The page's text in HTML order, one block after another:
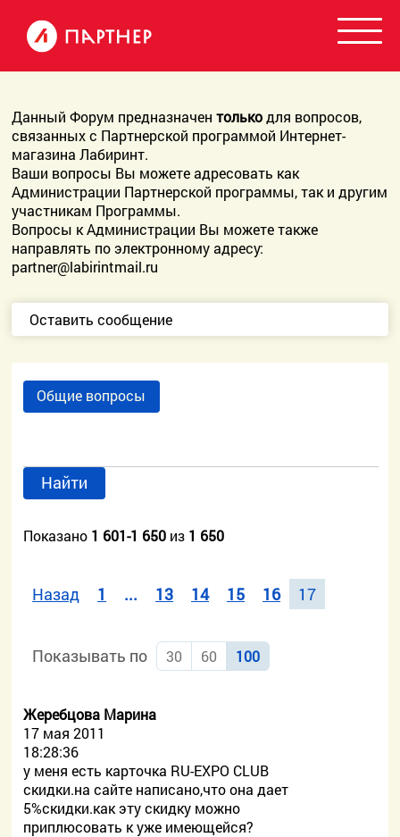
Данный Форум предназначентолькодля вопросов,
связанных с Партнерской программой Интернет-
магазина Лабиринт.
Ваши вопросы Вы можете адресовать как
Администрации Партнерской программы, так и другим
участникам Программы.
Вопросы к Администрации Вы можете также
направлять по электронному адресу:
partner@labirintmail.ru
Оставить сообщение
Общие вопросы
Найти
Показано 1 601-1 650 из 1 650
Назад 1 ... 13 14 15 16 17
Показывать по 30 60 100
Жеребцова Марина
17 мая 2011
18:28:36
у меня есть карточка RU-EXPO CLUB
скидки.на сайте написано,что она дает
5%скидки.как эту скидку можно
приплюсовать к уже имеющейся?